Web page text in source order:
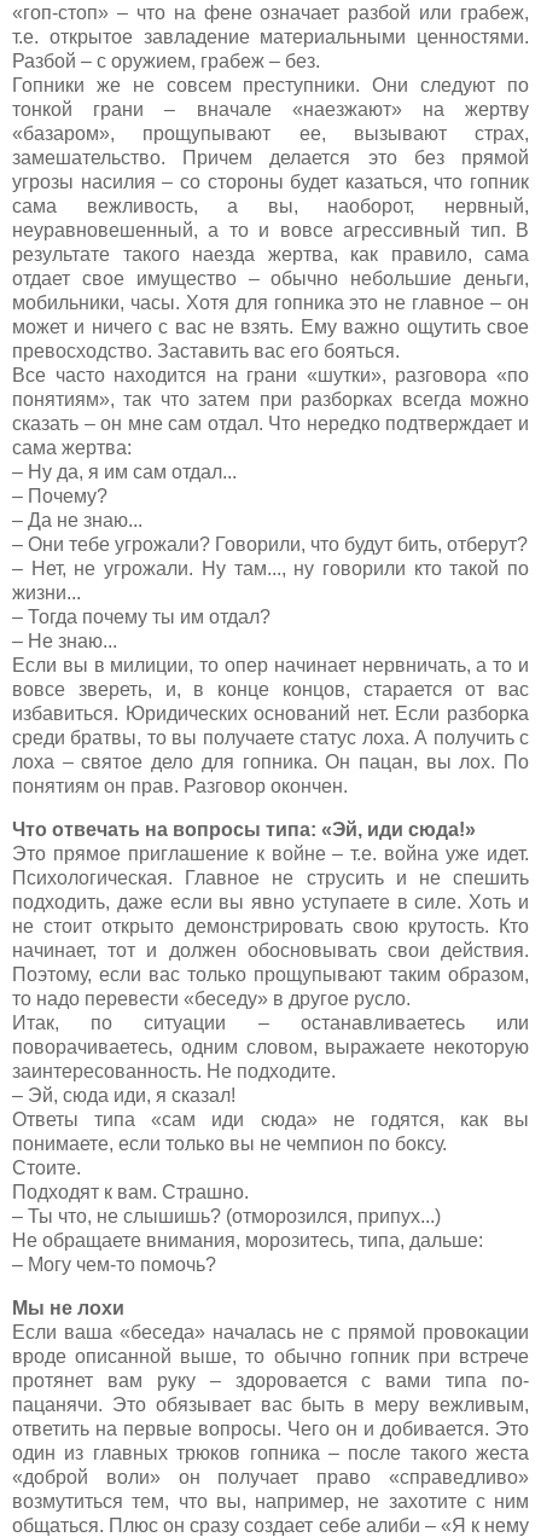
«гоп-стоп» – что на фене означает разбой или грабеж,
т.е. открытое завладение материальными ценностями.
Разбой – с оружием, грабеж – без.
Гопники же не совсем преступники. Они следуют по
тонкой грани – вначале «наезжают» на жертву
«базаром», прощупывают ее, вызывают страх,
замешательство. Причем делается это без прямой
угрозы насилия – со стороны будет казаться, что гопник
сама вежливость, а вы, наоборот, нервный,
неуравновешенный, а то и вовсе агрессивный тип. В
результате такого наезда жертва, как правило, сама
отдает свое имущество – обычно небольшие деньги,
мобильники, часы. Хотя для гопника это не главное – он
может и ничего с вас не взять. Ему важно ощутить свое
превосходство. Заставить вас его бояться.
Все часто находится на грани «шутки», разговора «по
понятиям», так что затем при разборках всегда можно
сказать – он мне сам отдал. Что нередко подтверждает и
сама жертва:
– Ну да, я им сам отдал...
– Почему?
– Да не знаю...
– Они тебе угрожали? Говорили, что будут бить, отберут?
– Нет, не угрожали. Ну там..., ну говорили кто такой по
жизни...
– Тогда почему ты им отдал?
– Не знаю...
Если вы в милиции, то опер начинает нервничать, а то и
вовсе звереть, и, в конце концов, старается от вас
избавиться. Юридических оснований нет. Если разборка
среди братвы, то вы получаете статус лоха. А получить с
лоха – святое дело для гопника. Он пацан, вы лох. По
понятиям он прав. Разговор окончен.
Что отвечать на вопросы типа: «Эй, иди сюда!»
Это прямое приглашение к войне – т.е. война уже идет.
Психологическая. Главное не струсить и не спешить
подходить, даже если вы явно уступаете в силе. Хоть и
не стоит открыто демонстрировать свою крутость. Кто
начинает, тот и должен обосновывать свои действия.
Поэтому, если вас только прощупывают таким образом,
то надо перевести «беседу» в другое русло.
Итак, по ситуации – останавливаетесь или
поворачиваетесь, одним словом, выражаете некоторую
заинтересованность. Не подходите.
– Эй, сюда иди, я сказал!
Ответы типа «сам иди сюда» не годятся, как вы
понимаете, если только вы не чемпион по боксу.
Стоите.
Подходят к вам. Страшно.
– Ты что, не слышишь? (отморозился, припух...)
Не обращаете внимания, морозитесь, типа, дальше:
– Могу чем-то помочь?
Мы не лохи
Если ваша «беседа» началась не с прямой провокации
вроде описанной выше, то обычно гопник при встрече
протянет вам руку – здоровается с вами типа по-
пацанячи. Это обязывает вас быть в меру вежливым,
ответить на первые вопросы. Чего он и добивается. Это
один из главных трюков гопника – после такого жеста
«доброй воли» он получает право «справедливо»
возмутиться тем, что вы, например, не захотите с ним
общаться. Плюс он сразу создает себе алиби – «Я к нему